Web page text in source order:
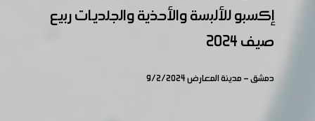
وقف العمل للمنشات المتضررة نتيجة أعمال النظام البائدة
بخصوص تشكيل لجنة للكشف على المنشآت المتضررة
العامة للتامينات الاجتماعية بأجورهم الحقيقية وبتواريخ
إكسبو للألبسة والأحذية والجلديات ربيع
صيف 2024
دمشق - مدينة المعارض 9/2/2024